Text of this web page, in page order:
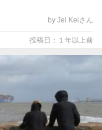
by Jei Keiさん
投稿日：１年以上前